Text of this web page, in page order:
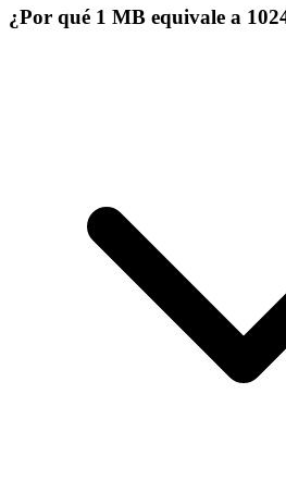
¿Por qué 1 MB equivale a